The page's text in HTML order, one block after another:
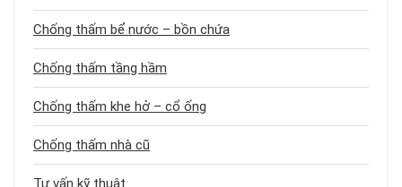
Chống thấm bể nước – bồn chứa
Chống thấm tầng hầm
Chống thấm khe hở – cổ ống
Chống thấm nhà cũ
Tư vấn kỹ thuật